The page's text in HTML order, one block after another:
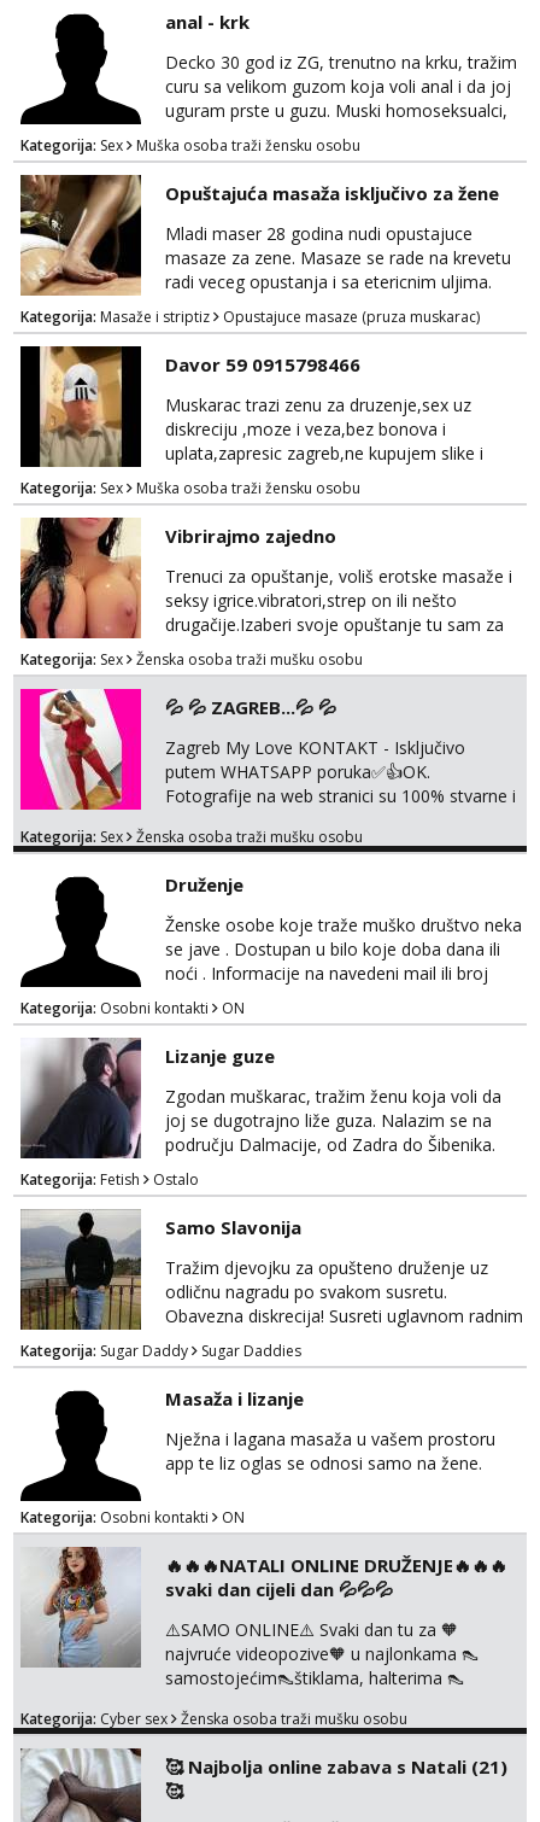
anal - krk
Decko 30 god iz ZG, trenutno na krku, tražim
curu sa velikom guzom koja voli anal i da joj
uguram prste u guzu. Muski homoseksualci,
parovi i transiči odjebite, ne zanimate me. Bilo
kakva placanja opcenito (gotovina) ili
unaprijed (aircash, paysafecard, bonovi) ne
dolaze u obzir. Javit se prvo porukom na
whatsapp 0958048882.
Kategorija: Sex Muška osoba traži žensku osobu
Opuštajuća masaža isključivo za žene
Mladi maser 28 godina nudi opustajuce
masaze za zene. Masaze se rade na krevetu
radi veceg opustanja i sa etericnim uljima.
Radi se o kompletnoj masazi cijelog tijela od
glave do pete, ili ako ne odgovara po
dogovoru naravno. Godine nisu bitne, ali
higijena i diskrecija su jako bitni. Sve ostale
informacije moze na mail:
opustajucamasaza@hotmail.com Ili wapp
+385 95 5547 045
Kategorija: Masaže i striptiz Opustajuce masaze (pruza muskarac)
Davor 59 0915798466
Muskarac trazi zenu za druzenje,sex uz
diskreciju ,moze i veza,bez bonova i
uplata,zapresic zagreb,ne kupujem slike i
videa
Kategorija: Sex Muška osoba traži žensku osobu
Vibrirajmo zajedno
Trenuci za opuštanje, voliš erotske masaže i
seksy igrice.vibratori,strep on ili nešto
drugačije.Izaberi svoje opuštanje tu sam za
tebe.sve info na mob 095/762-8147
Kategorija: Sex Ženska osoba traži mušku osobu
💦 💦 ZAGREB...💦 💦
Zagreb My Love KONTAKT - Isključivo
putem WHATSAPP poruka✅️👍OK.
Fotografije na web stranici su 100% stvarne i
dobrodošli! Ali informacije ću vam poslati
stanu; čista kupaonica i ručnici za vas prije ili
poslije masaže, nalazim se u centru grada. 🚫
NE POZIVI ,❌️ NE SEXCAM, ❌️NE
SEXCHATTING🚫...
Kategorija: Sex Ženska osoba traži mušku osobu
Druženje
Ženske osobe koje traže muško društvo neka
se jave . Dostupan u bilo koje doba dana ili
noći . Informacije na navedeni mail ili broj
mobitela.
Kategorija: Osobni kontakti ON
Lizanje guze
Zgodan muškarac, tražim ženu koja voli da
joj se dugotrajno liže guza. Nalazim se na
području Dalmacije, od Zadra do Šibenika.
Kategorija: Fetish Ostalo
Samo Slavonija
Tražim djevojku za opušteno druženje uz
odličnu nagradu po svakom susretu.
Obavezna diskrecija! Susreti uglavnom radnim
danima tijekom dana ali nije uvjet. Samo
Slavonija. osmarios984@gmail.com
Kategorija: Sugar Daddy Sugar Daddies
Masaža i lizanje
Nježna i lagana masaža u vašem prostoru
app te liz oglas se odnosi samo na žene.
Kategorija: Osobni kontakti ON
🔥🔥🔥NATALI ONLINE DRUŽENJE🔥🔥🔥
svaki dan cijeli dan 💦💦💦
⚠️SAMO ONLINE⚠️ Svaki dan tu za 🧡
najvruće videopozive🧡 u najlonkama 👠
samostojećim👠štiklama, halterima 👠
dogovoru 🧡 Dopisivanja hot chat🧡 o
🧡 Videa🧡 solo squirt, razne anal igračke,
vibratori, s PARTNEROM, S KOLEGICAMA
Kategorija: Cyber sex Ženska osoba traži mušku osobu
🥰 Najbolja online zabava s Natali (21)
🥰